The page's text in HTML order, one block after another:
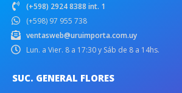
(+598) 2924 8388 int. 1
(+598) 97 955 738
ventasweb@uruimporta.com.uy
Lun. a Vier. 8 a 17:30 y Sáb de 8 a 14hs.
SUC. GENERAL FLORES